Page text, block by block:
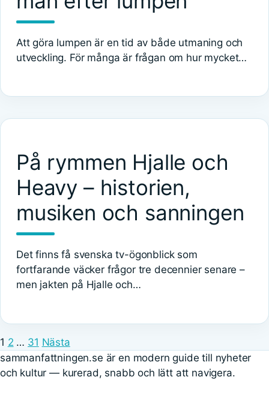
Att göra lumpen är en tid av både utmaning och
utveckling. För många är frågan om hur mycket…
På rymmen Hjalle och
Heavy – historien,
musiken och sanningen
Det finns få svenska tv-ögonblick som
fortfarande väcker frågor tre decennier senare –
men jakten på Hjalle och…
1 2 … 31 Nästa
sammanfattningen.se är en modern guide till nyheter
och kultur — kurerad, snabb och lätt att navigera.